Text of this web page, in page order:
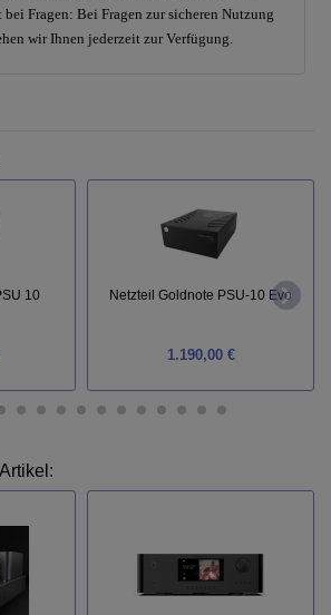
bei Fragen: Bei Fragen zur sicheren Nutzung
wir Ihnen jederzeit zur Verfügung.
10 Netzteil Goldnote PSU-10 Evo
1.190,00 €